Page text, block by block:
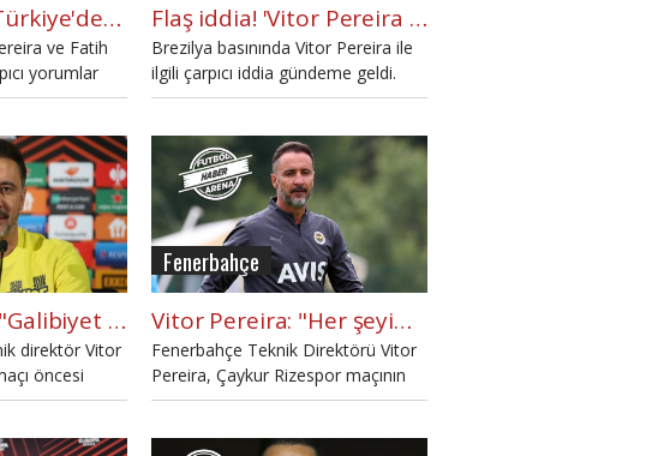
Hıncal Uluç: "Türkiye'de 1 numaralı korkak Fatih Terim diyen var mı?"
ve Fatih
yorumlar
Flaş iddia! 'Vitor Pereira Flamengo ile anlaştı'
Brezilya basınında Vitor Pereira ile
ilgili çarpıcı iddia gündeme geldi.
Vitor Pereira: "Galibiyet için oynayacağız"
direktör Vitor
öncesi
Fenerbahçe
Vitor Pereira: "Her şeyimi Fenerbahçe'ye vermeye geldim!"
Fenerbahçe Teknik Direktörü Vitor
Pereira, Çaykur Rizespor maçının
ardından açıklamalarda bulundu.